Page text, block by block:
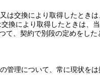
は交換により取得したとき
交換により取得したときは
て、契約で別段の定めをし
管理について、常に現状を